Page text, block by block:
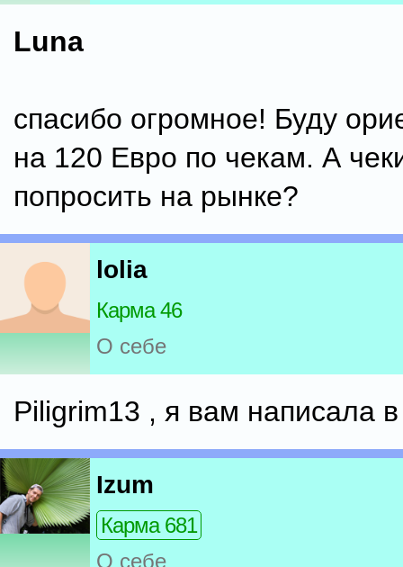
Luna
спасибо огромное! Буду
на 120 Евро по чекам. А
попросить на рынке?
lolia
Карма 46
О себе
Piligrim13 , я вам написала в
Izum
Карма 681
О себе